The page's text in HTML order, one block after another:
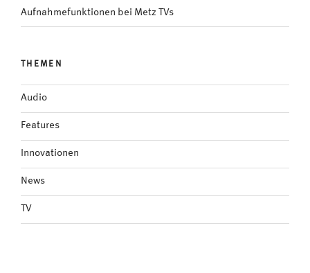
Aufnahmefunktionen bei Metz TVs
THEMEN
Audio
Features
Innovationen
News
TV